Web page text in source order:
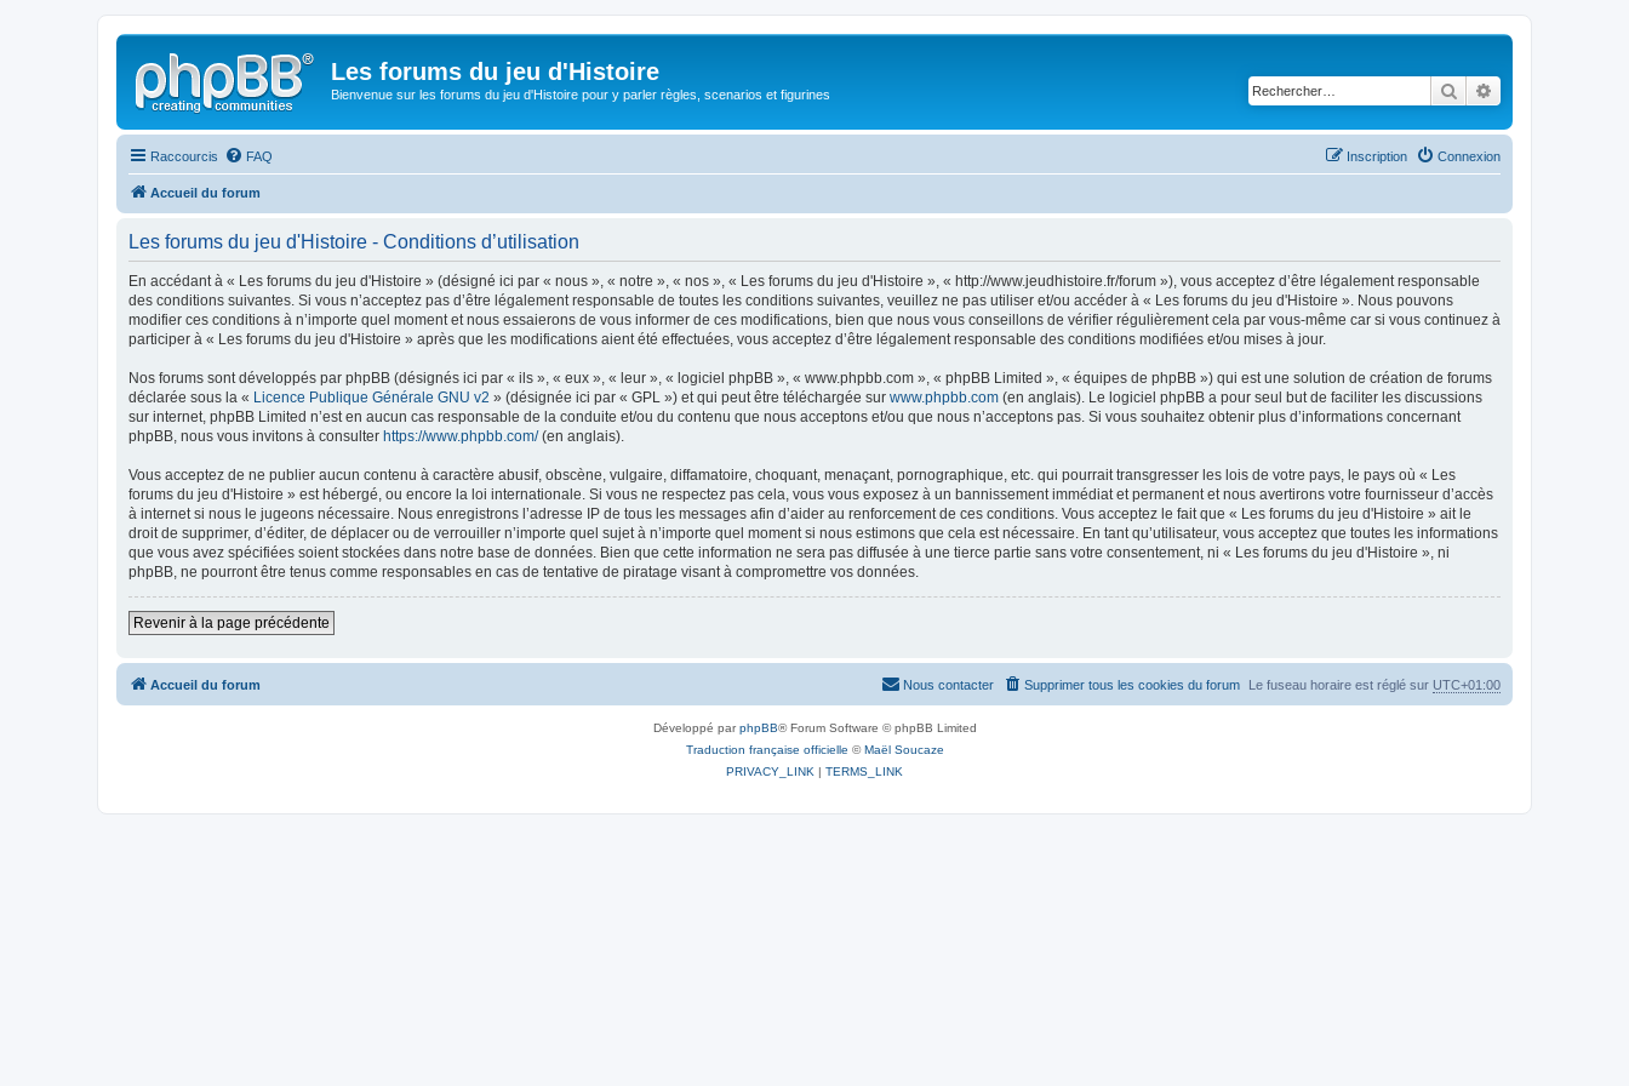
Les forums du jeu d'Histoire
Bienvenue sur les forums du jeu d'Histoire pour y parler règles, scenarios et figurines Rechercher
Raccourcis FAQ Connexion
Inscription
Accueil du forum
Les forums du jeu d'Histoire - Conditions d’utilisation
En accédant à « Les forums du jeu d'Histoire » (désigné ici par « nous », « notre », « nos », « Les forums du jeu d'Histoire », « http://www.jeudhistoire.fr/forum »), vous acceptez d’être légalement responsable
des conditions suivantes. Si vous n’acceptez pas d’être légalement responsable de toutes les conditions suivantes, veuillez ne pas utiliser et/ou accéder à « Les forums du jeu d'Histoire ». Nous pouvons
modifier ces conditions à n’importe quel moment et nous essaierons de vous informer de ces modifications, bien que nous vous conseillons de vérifier régulièrement cela par vous-même car si vous continuez à
participer à « Les forums du jeu d'Histoire » après que les modifications aient été effectuées, vous acceptez d’être légalement responsable des conditions modifiées et/ou mises à jour.
Nos forums sont développés par phpBB (désignés ici par « ils », « eux », « leur », « logiciel phpBB », « www.phpbb.com », « phpBB Limited », « équipes de phpBB ») qui est une solution de création de forums
déclarée sous la « Licence Publique Générale GNU v2 » (désignée ici par « GPL ») et qui peut être téléchargée sur www.phpbb.com (en anglais). Le logiciel phpBB a pour seul but de faciliter les discussions
sur internet, phpBB Limited n’est en aucun cas responsable de la conduite et/ou du contenu que nous acceptons et/ou que nous n’acceptons pas. Si vous souhaitez obtenir plus d’informations concernant
phpBB, nous vous invitons à consulter https://www.phpbb.com/(en anglais).
Vous acceptez de ne publier aucun contenu à caractère abusif, obscène, vulgaire, diffamatoire, choquant, menaçant, pornographique, etc. qui pourrait transgresser les lois de votre pays, le pays où « Les
forums du jeu d'Histoire » est hébergé, ou encore la loi internationale. Si vous ne respectez pas cela, vous vous exposez à un bannissement immédiat et permanent et nous avertirons votre fournisseur d’accès
à internet si nous le jugeons nécessaire. Nous enregistrons l’adresse IP de tous les messages afin d’aider au renforcement de ces conditions. Vous acceptez le fait que « Les forums du jeu d'Histoire » ait le
droit de supprimer, d’éditer, de déplacer ou de verrouiller n’importe quel sujet à n’importe quel moment si nous estimons que cela est nécessaire. En tant qu’utilisateur, vous acceptez que toutes les informations
que vous avez spécifiées soient stockées dans notre base de données. Bien que cette information ne sera pas diffusée à une tierce partie sans votre consentement, ni « Les forums du jeu d'Histoire », ni
phpBB, ne pourront être tenus comme responsables en cas de tentative de piratage visant à compromettre vos données.
Revenir à la page précédente
Accueil du forum Le fuseau horaire est réglé sur UTC+01:00
Supprimer tous les cookies du forum
Nous contacter
Développé parphpBB® Forum Software © phpBB Limited
Traduction française officielle ©Maël Soucaze
PRIVACY_LINK | TERMS_LINK